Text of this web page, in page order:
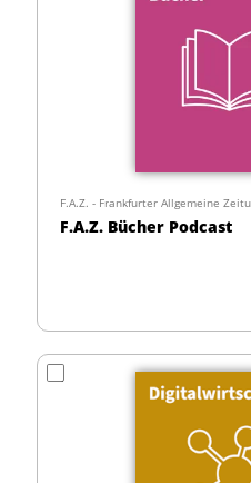
F.A.Z. - Frankfurter Allgemeine
F.A.Z. Bücher Podcast